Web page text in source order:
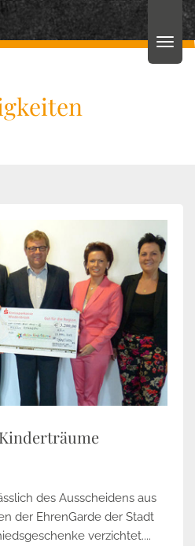
des Ausscheidens aus
der EhrenGarde der Stadt
verzichtet....